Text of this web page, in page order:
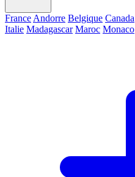
France Andorre Belgique Canada
Italie Madagascar Maroc Monaco